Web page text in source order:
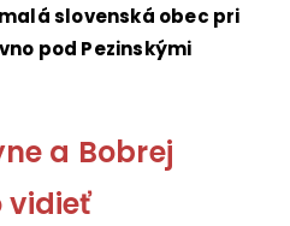
slovenská obec pri
pod Pezinskými
a Bobrej
vidieť